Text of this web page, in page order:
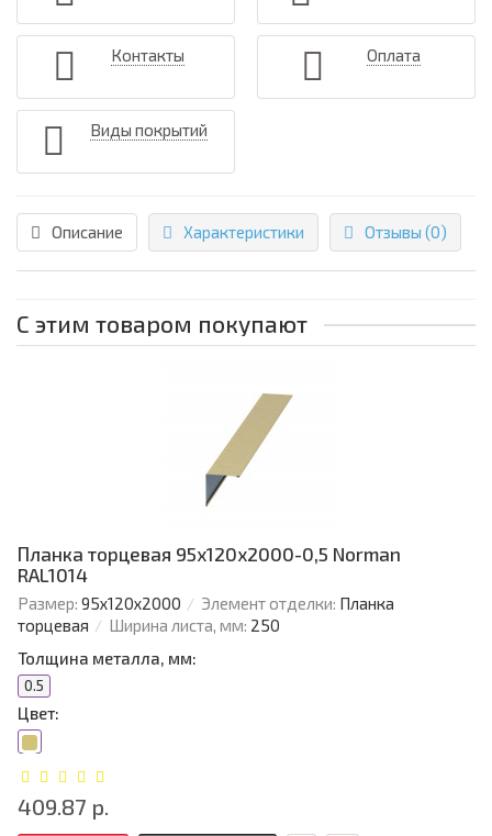
Контакты Оплата
Виды покрытий
Описание Характеристики Отзывы (0)
С этим товаром покупают
Планка торцевая 95х120х2000-0,5 Norman
RAL1014
Размер: 95х120х2000 Элемент отделки: Планка
торцевая
Ширина листа, мм: 250
Толщина металла, мм:
0.5
Цвет:
409.87 р.